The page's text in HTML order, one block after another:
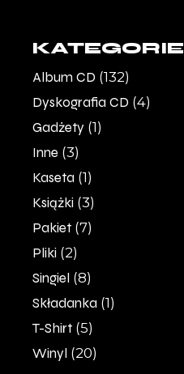
KATEGORIE
Album CD (132)
Dyskografia CD (4)
Gadżety (1)
Inne (3)
Kaseta (1)
Książki (3)
Pakiet (7)
Pliki (2)
Singiel (8)
Składanka (1)
T-Shirt (5)
Winyl (20)